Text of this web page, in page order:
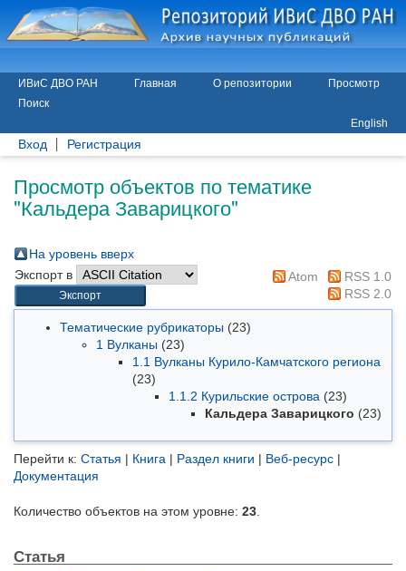
ИВиС ДВО РАН Главная О репозитории
Просмотр
Поиск
English
Вход Регистрация
Просмотр объектов по тематике
"Кальдера Заварицкого"
На уровень вверх
Экспорт в
Atom
RSS 1.0
RSS 2.0
Тематические рубрикаторы (23)
1 Вулканы (23)
1.1 Вулканы Курило-Камчатского региона
(23)
1.1.2 Курильские острова (23)
Кальдера Заварицкого (23)
Перейти к: Статья | Книга | Раздел книги | Веб-ресурс |
Документация
Количество объектов на этом уровне: 23
Статья